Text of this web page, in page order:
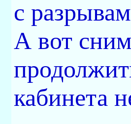
с
А вот
кабинета